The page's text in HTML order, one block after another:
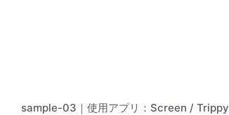
sample-03｜使用アプリ：Screen / Trippy